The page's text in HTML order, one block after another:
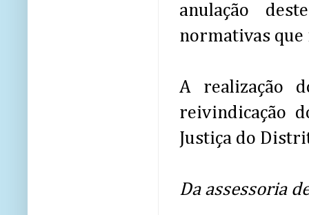
anulação
normativas
A realização
reivindicação
Justiça do
Da assessoria